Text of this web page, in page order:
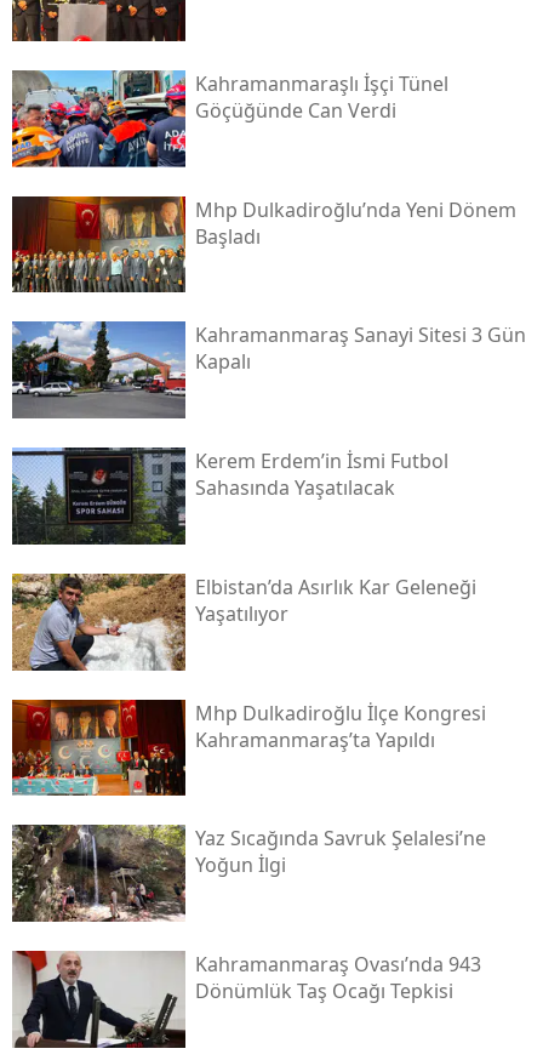
Kahramanmaraşlı İşçi Tünel
Göçüğünde Can Verdi
Mhp Dulkadiroğlu’nda Yeni Dönem
Başladı
Kahramanmaraş Sanayi Sitesi 3 Gün
Kapalı
Kerem Erdem’in İsmi Futbol
Sahasında Yaşatılacak
Elbistan’da Asırlık Kar Geleneği
Yaşatılıyor
Mhp Dulkadiroğlu İlçe Kongresi
Kahramanmaraş’ta Yapıldı
Yaz Sıcağında Savruk Şelalesi’ne
Yoğun İlgi
Kahramanmaraş Ovası’nda 943
Dönümlük Taş Ocağı Tepkisi